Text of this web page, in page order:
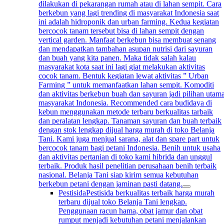
dilakukan di pekarangan rumah atau di lahan sempit. Cara
berkebun yang lagi trending di masyarakat Indonesia saat
ini adalah hidroponik dan urban farming. Kedua kegiatan
bercocok tanam tersebut bisa di lahan sempit dengan
vertical garden. Manfaat berkebun bisa membuat senang
dan mendapatkan tambahan asupan nutrisi dari sayuran
dan buah yang kita panen. Maka tidak salah kalau
masyarakat kota saat ini lagi giat melakukan aktivitas
cocok tanam. Bentuk kegiatan lewat aktivitas ” Urban
Farming ” untuk memanfaatkan lahan sempit. Komoditi
dan aktivitas berkebun buah dan sayuran jadi pilihan
masyarakat Indonesia. Recommended cara budidaya di
kebun menggunakan metode terbaru berkualitas tarbaik
dan peralatan lengkap. Tanaman sayuran dan buah terbaik
dengan stok lengkap dijual harga murah di toko Belanja
Tani. Kami juga menjual sarana, alat dan spare part untuk
bercocok tanam bagi petani Indonesia. Benih untuk usaha
dan aktivitas pertanian di toko kami hibrida dan unggul
terbaik. Produk hasil penelitian perusahaan benih terbaik
nasional. Belanja Tani siap kirim semua kebutuhan
berkebun petani dengan jaminan pasti datang.
PestisidaPestisida berkualitas terbaik harga murah
terbaru dijual toko Belanja Tani lengkap.
Penggunaan racun hama, obat jamur dan obat
rumput menjadi kebutuhan petani menjalankan